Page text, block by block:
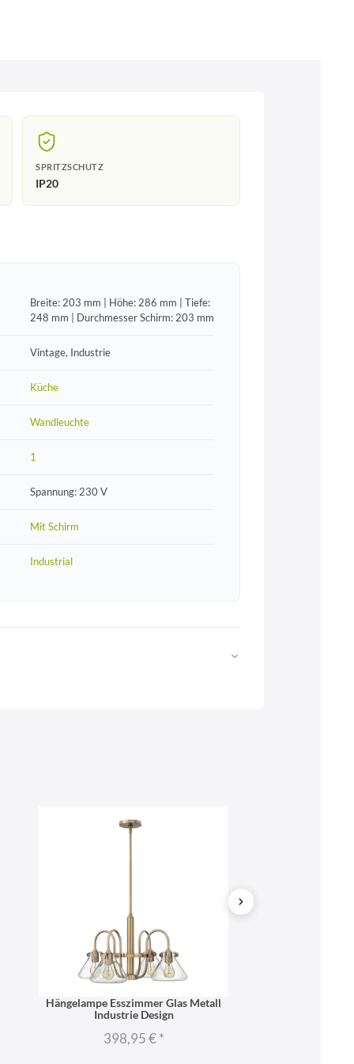
SPRITZSCHUTZ
IP20
Breite: 203 mm | Höhe: 286 mm | Tiefe:
248 mm | Durchmesser Schirm: 203 mm
Vintage, Industrie
Küche
Wandleuchte
1
Spannung: 230 V
Mit Schirm
Industrial
Hängelampe Esszimmer Glas Metall
Industrie Design
398,95 €*